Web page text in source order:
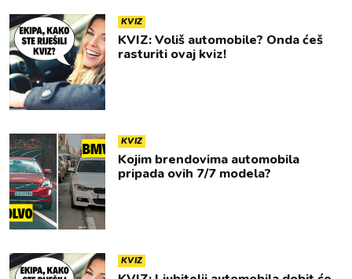
KVIZ
KVIZ: Voliš automobile? Onda ćeš
rasturiti ovaj kviz!
KVIZ
Kojim brendovima automobila
pripada ovih 7/7 modela?
KVIZ